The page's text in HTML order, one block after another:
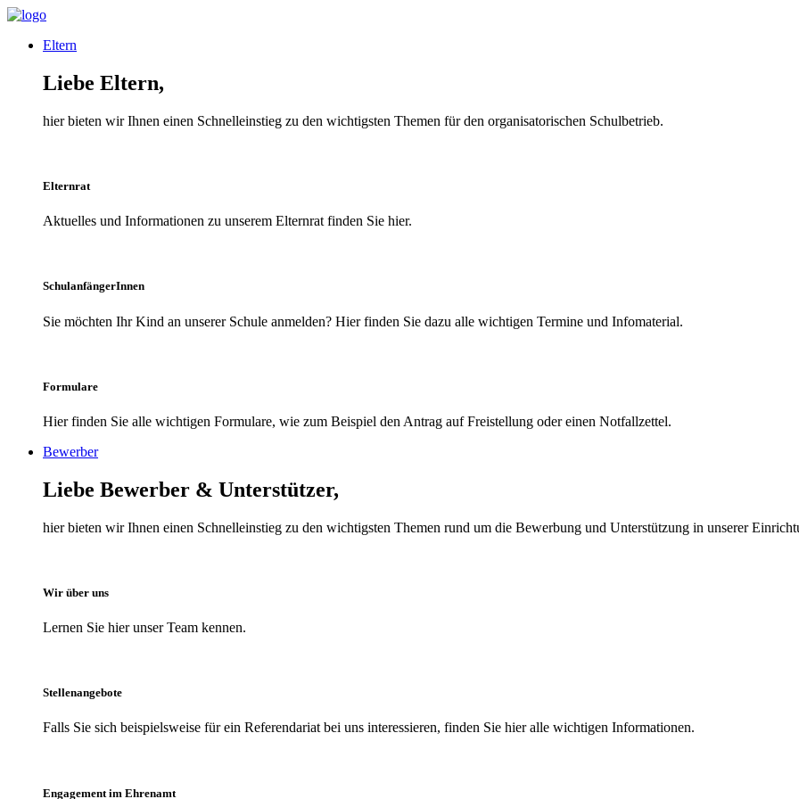
Eltern
Liebe Eltern,
hier bieten wir Ihnen einen Schnelleinstieg zu den wichtigsten Themen für den organisatorischen Schulbetrieb.
Elternrat
Aktuelles und Informationen zu unserem Elternrat finden Sie hier.
SchulanfängerInnen
Sie möchten Ihr Kind an unserer Schule anmelden? Hier finden Sie dazu alle wichtigen Termine und Infomaterial.
Formulare
Hier finden Sie alle wichtigen Formulare, wie zum Beispiel den Antrag auf Freistellung oder einen Notfallzettel.
Bewerber
Liebe Bewerber & Unterstützer,
hier bieten wir Ihnen einen Schnelleinstieg zu den wichtigsten Themen rund um die Bewerbung und Unterstützung in unserer
Wir über uns
Lernen Sie hier unser Team kennen.
Stellenangebote
Falls Sie sich beispielsweise für ein Referendariat bei uns interessieren, finden Sie hier alle wichtigen Informationen.
Engagement im Ehrenamt